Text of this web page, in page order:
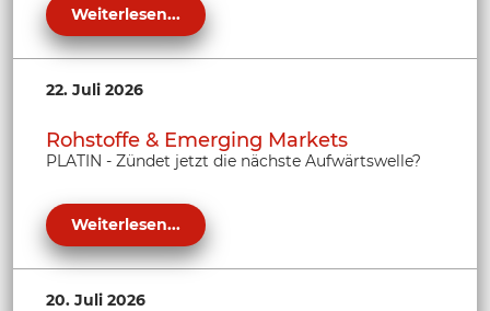
Weiterlesen...
22. Juli 2026
Rohstoffe & Emerging Markets
PLATIN - Zündet jetzt die nächste Aufwärtswelle?
Weiterlesen...
20. Juli 2026